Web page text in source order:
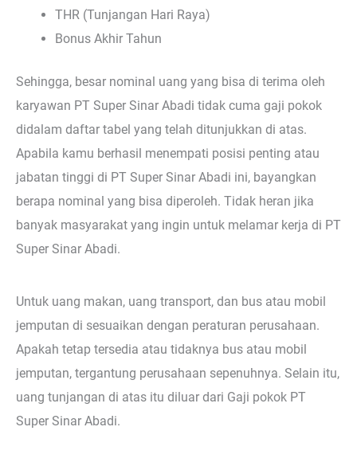
THR (Tunjangan Hari Raya)
Bonus Akhir Tahun
Sehingga, besar nominal uang yang bisa di terima oleh
karyawan PT Super Sinar Abadi tidak cuma gaji pokok
didalam daftar tabel yang telah ditunjukkan di atas.
Apabila kamu berhasil menempati posisi penting atau
jabatan tinggi di PT Super Sinar Abadi ini, bayangkan
berapa nominal yang bisa diperoleh. Tidak heran jika
banyak masyarakat yang ingin untuk melamar kerja di PT
Super Sinar Abadi.
Untuk uang makan, uang transport, dan bus atau mobil
jemputan di sesuaikan dengan peraturan perusahaan.
Apakah tetap tersedia atau tidaknya bus atau mobil
jemputan, tergantung perusahaan sepenuhnya. Selain itu,
uang tunjangan di atas itu diluar dari Gaji pokok PT
Super Sinar Abadi.